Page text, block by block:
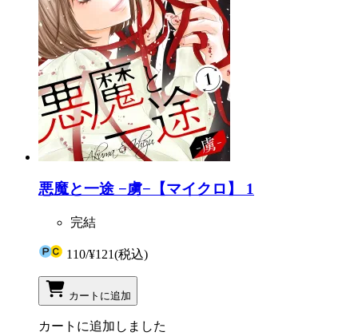
悪魔と一途 −虜−【マイクロ】 1
完結
110/¥121(税込)
カートに追加
カートに追加しました